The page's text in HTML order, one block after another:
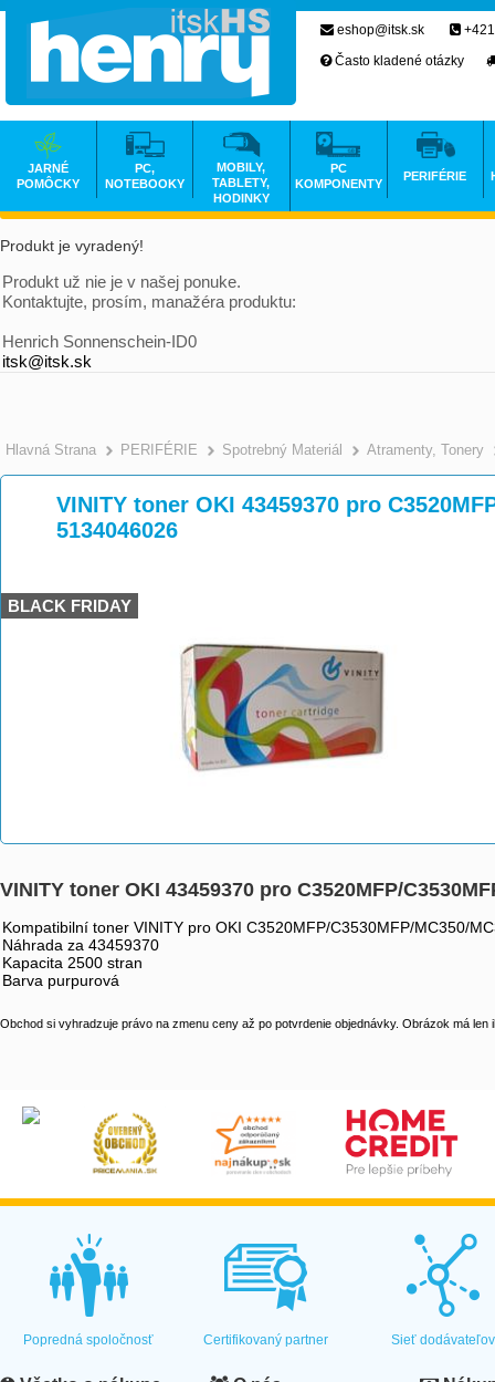
Produkt je vyradený!
Produkt už nie je v našej ponuke.
Kontaktujte, prosím, manažéra produktu:
Henrich Sonnenschein-ID0
itsk@itsk.sk
Hlavná Strana >
PERIFÉRIE >
Spotrebný Materiál >
Atramenty, Tonery
VINITY toner OKI 43459370 pro
5134046026
BLACK FRIDAY
VINITY toner OKI 43459370 pro C3520MFP/
Kompatibilní toner VINITY pro OKI C3520MFP/C3530MFP/MC350/
Náhrada za 43459370
Kapacita 2500 stran
Barva purpurová
Obchod si vyhradzuje právo na zmenu ceny až po potvrdenie objednávky. Obrázok má len
eshop@itsk.sk
Často kladené otázky
JARNÉ
POMÔCKY
PC,
NOTEBOOKY
MOBILY,
TABLETY,
HODINKY
PC
KOMPONENTY
PERIFÉRIE
Popredná spoločnosť Certifikovaný partner Sieť dodávateľov